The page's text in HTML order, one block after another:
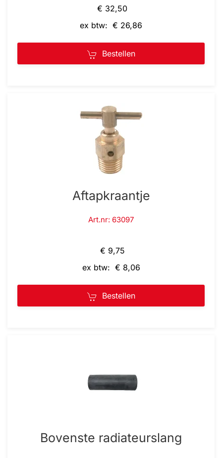
€ 32,50
ex btw: € 26,86
Bestellen
Aftapkraantje
Art.nr: 63097
€ 9,75
ex btw: € 8,06
Bestellen
Bovenste radiateurslang